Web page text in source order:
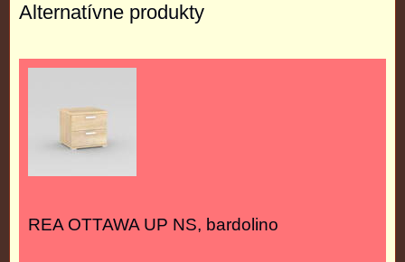
Alternatívne produkty
REA OTTAWA UP NS, bardolino